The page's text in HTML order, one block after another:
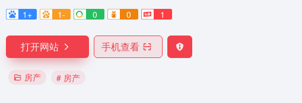
1+
1- 0 0 1
打开网站 手机查看
房产 # 房产